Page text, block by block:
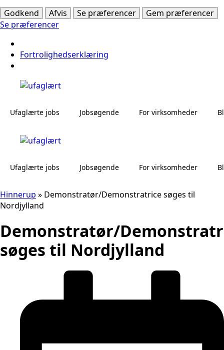
Godkend
Afvis Se præferencer
Gem præferencer
Se præferencer
Fortrolighedserklæring
Ufaglærte jobs Jobsøgende For virksomheder
Ufaglærte jobs Jobsøgende For virksomheder
Hinnerup » Demonstratør/Demonstratrice søges til
Nordjylland
Demonstratør/
søges til Nordjylland